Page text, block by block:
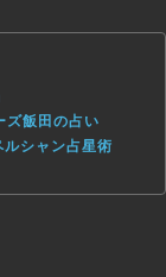
ズ飯田の占い
シャン占星術